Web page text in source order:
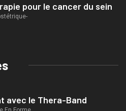
pour le cancer du sein
avec le Thera-Band